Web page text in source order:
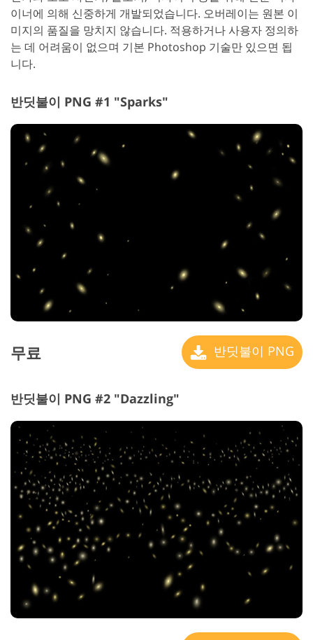
이너에 의해 신중하게 개발되었습니다. 오버레이는 원본 이
미지의 품질을 망치지 않습니다. 적용하거나 사용자 정의하
는 데 어려움이 없으며 기본 Photoshop 기술만 있으면 됩
니다.
반딧불이 PNG #1 "Sparks"
무료 반딧불이 PNG
반딧불이 PNG #2 "Dazzling"